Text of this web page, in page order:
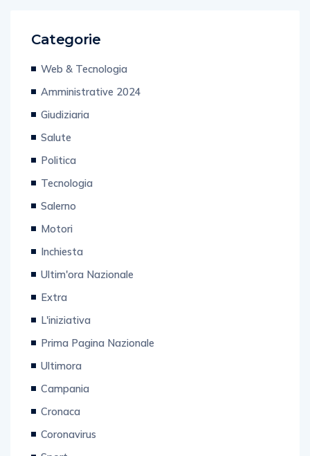
Categorie
Web & Tecnologia
Amministrative 2024
Giudiziaria
Salute
Politica
Tecnologia
Salerno
Motori
Inchiesta
Ultim'ora Nazionale
Extra
L'iniziativa
Prima Pagina Nazionale
Ultimora
Campania
Cronaca
Coronavirus